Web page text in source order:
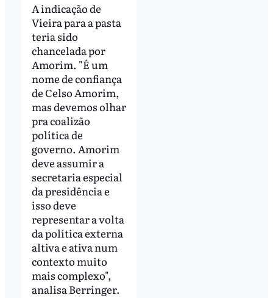
A indicação de
Vieira para a pasta
teria sido
chancelada por
Amorim. "É um
nome de confiança
de Celso Amorim,
mas devemos olhar
pra coalizão
política de
governo. Amorim
deve assumir a
secretaria especial
da presidência e
isso deve
representar a volta
da política externa
altiva e ativa num
contexto muito
mais complexo",
analisa Berringer.